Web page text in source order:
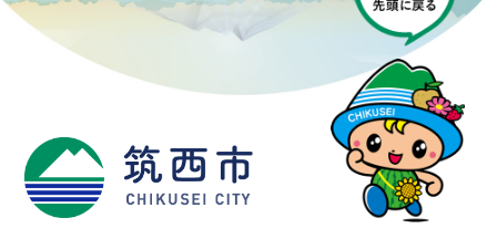
筑西市